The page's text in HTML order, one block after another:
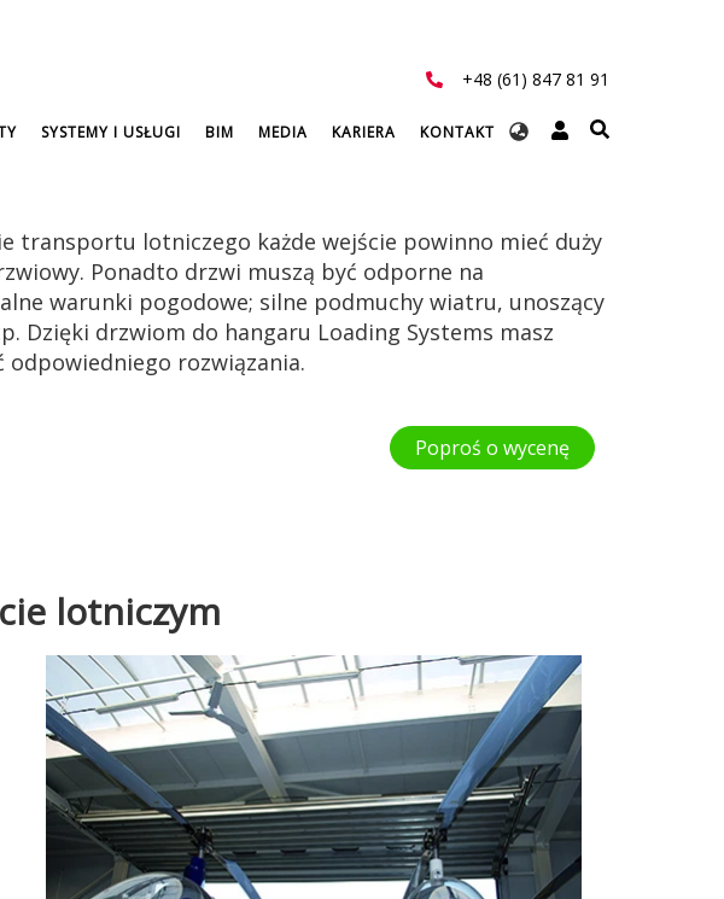
+48 (61) 847 81 91
Select
SYSTEMY I USŁUGI BIM MEDIA KARIERA KONTAKT
transportu lotniczego każde wejście powinno mieć duży
Ponadto drzwi muszą być odporne na
warunki pogodowe; silne podmuchy wiatru, unoszący
Dzięki drzwiom do hangaru Loading Systems masz
odpowiedniego rozwiązania.
Poproś o wycenę
lotniczym